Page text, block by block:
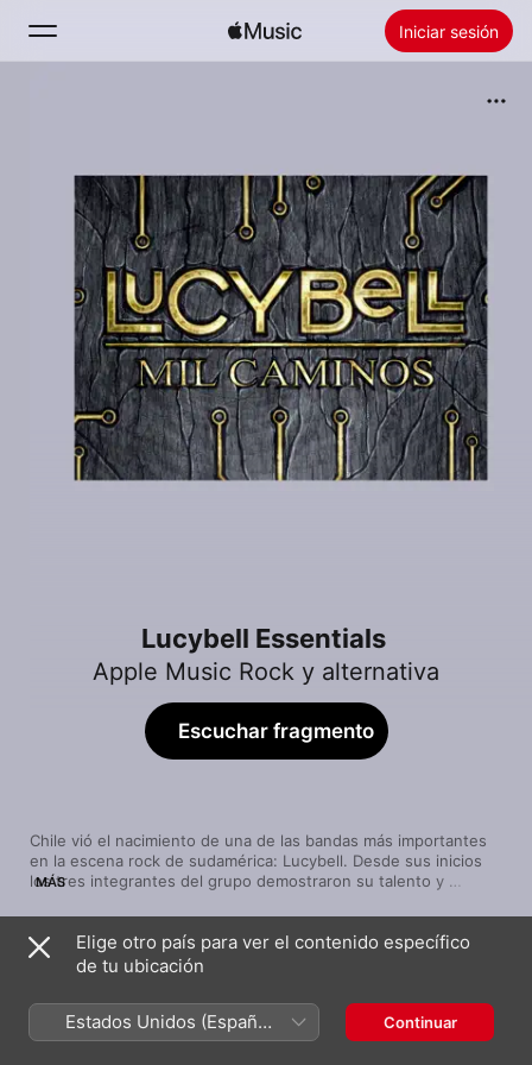
Iniciar sesión
Novedades
Radio
Instalar Apple Music
Lucybell Essentials
Apple Music Rock y alternativa
Chile vió el nacimiento de una de las bandas más importantes
en la escena rock de sudamérica: Lucybell. Desde sus inicios
los tres integrantes del grupo demostraron su talento y
numerosos éxitos que se hicieron muy populares y famosos
por toda latinoamérica. Hoy en dia son considerados como una
de las bandas más importantes e influyentes del rock en la
te gusta escucharlo en tu idioma, esto es algo que debes
escuchar sí o sí.
MÁS
Escuchar fragmento
Canción Duración
Mataz
Fe
Elige otro país para ver el contenido específico
de tu ubicación
Estados Unidos (Español
México)
Continuar